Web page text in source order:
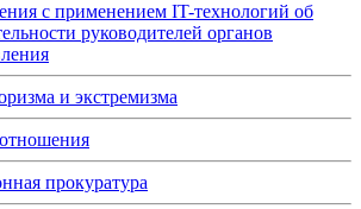
с применением IT-технологий об
руководителей органов
и экстремизма
прокуратура